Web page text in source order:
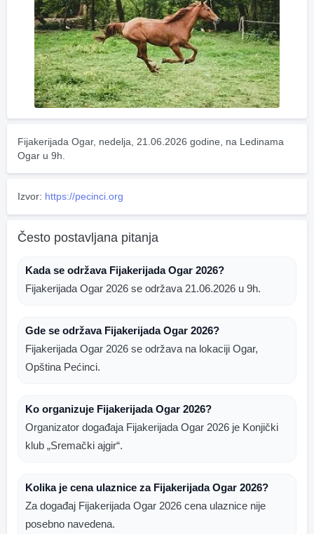
Fijakerijada Ogar, nedelja, 21.06.2026 godine, na Ledinama
Ogar u 9h.
Izvor: https://pecinci.org
Često postavljana pitanja
Kada se održava Fijakerijada Ogar 2026?
Fijakerijada Ogar 2026 se održava 21.06.2026 u 9h.
Gde se održava Fijakerijada Ogar 2026?
Fijakerijada Ogar 2026 se održava na lokaciji Ogar,
Opština Pećinci.
Ko organizuje Fijakerijada Ogar 2026?
Organizator događaja Fijakerijada Ogar 2026 je Konjički
klub „Sremački ajgir“.
Kolika je cena ulaznice za Fijakerijada Ogar 2026?
Za događaj Fijakerijada Ogar 2026 cena ulaznice nije
posebno navedena.